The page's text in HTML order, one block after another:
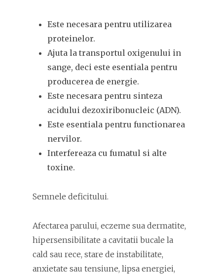
Este necesara pentru utilizarea
proteinelor.
Ajuta la transportul oxigenului in
sange, deci este esentiala pentru
producerea de energie.
Este necesara pentru sinteza
acidului dezoxiribonucleic (ADN).
Este esentiala pentru functionarea
nervilor.
Interfereaza cu fumatul si alte
toxine.
Semnele deficitului.
Afectarea parului, eczeme sua dermatite,
hipersensibilitate a cavitatii bucale la
cald sau rece, stare de instabilitate,
anxietate sau tensiune, lipsa energiei,